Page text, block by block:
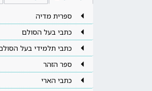
ספרית מדיה
כתבי בעל הסולם
כתבי תלמידי בעל
ספר הזהר
כתבי הארי